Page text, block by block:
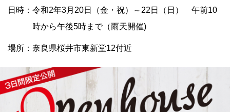
日時：令和2年3月20日（金・祝）～22日（日） 午前10
時から午後5時まで（雨天開催)
場所：奈良県桜井市東新堂12付近